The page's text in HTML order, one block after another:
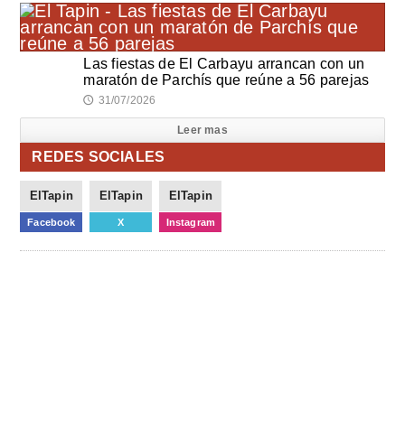
Las fiestas de El Carbayu arrancan con un
maratón de Parchís que reúne a 56 parejas
🕔 31/07/2026
Leer mas
REDES SOCIALES
ElTapin
Facebook
ElTapin
X
ElTapin
Instagram